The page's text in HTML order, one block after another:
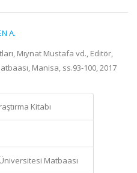
A.
Mıynat Mustafa vd., Editör,
Manisa, ss.93-100, 2017
Kitabı
Matbaası